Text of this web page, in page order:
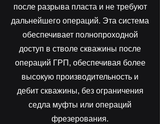
после разрыва пласта и не требуют
дальнейшего операций. Эта система
обеспечивает полнопроходной
доступ в стволе скважины после
операций ГРП, обеспечивая более
высокую производительность и
дебит скважины, без ограничения
седла муфты или операций
фрезерования.